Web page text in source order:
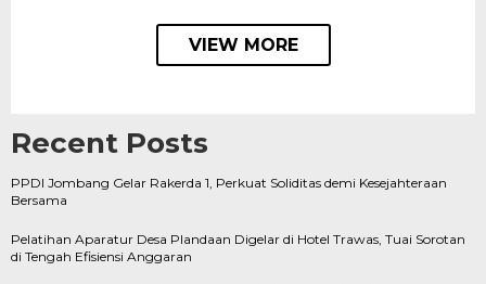
VIEW MORE
Recent Posts
PPDI Jombang Gelar Rakerda 1, Perkuat Soliditas demi Kesejahteraan
Bersama
Pelatihan Aparatur Desa Plandaan Digelar di Hotel Trawas, Tuai Sorotan
di Tengah Efisiensi Anggaran